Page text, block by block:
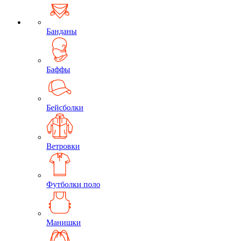
Банданы
Баффы
Бейсболки
Ветровки
Футболки поло
Манишки